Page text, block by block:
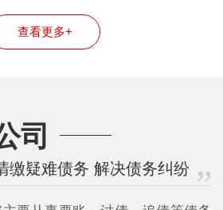
查看更多+
司
缴疑难债务 解决债务纠纷